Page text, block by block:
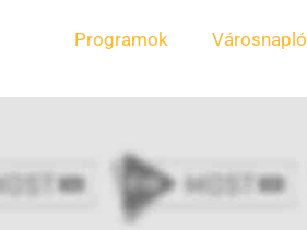
Programok Városnapló